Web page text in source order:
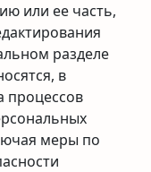
или ее часть,
разделе
в
процессов
меры по